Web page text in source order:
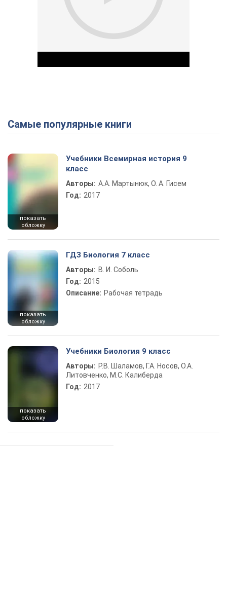
Play Video
Самые популярные книги
показать
обложку
Учебники Всемирная история 9
класс
Авторы: А.А. Мартынюк, О. А. Гисем
Год: 2017
показать
обложку
ГДЗ Биология 7 класс
Авторы: В. И. Соболь
Год: 2015
Описание: Рабочая тетрадь
показать
обложку
Учебники Биология 9 класс
Авторы: Р.В. Шаламов, Г.А. Носов, О.А.
Литовченко, М.С. Калиберда
Год: 2017